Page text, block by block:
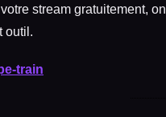
stream gratuitement, on
outil.
train